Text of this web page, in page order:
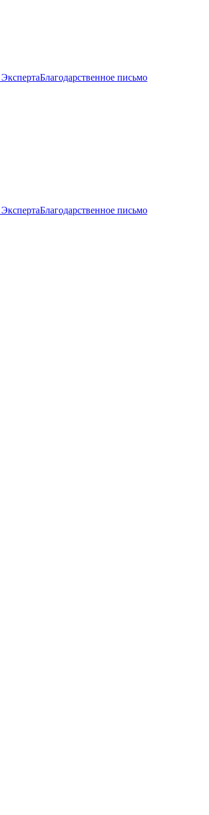
Благодарcтвенное письмо
Благодарcтвенное письмо